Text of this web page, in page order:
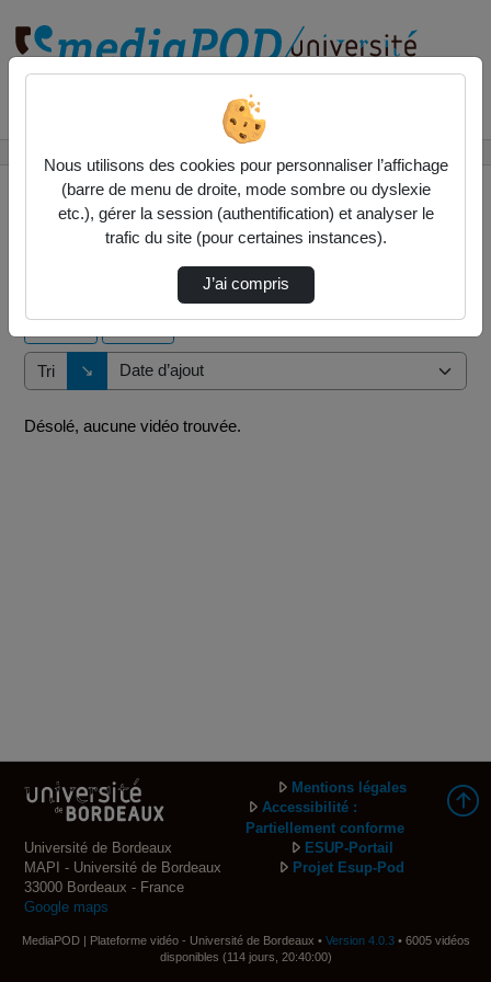
0 vidéo trouvée
Tri ↘
Direction de tri
Désolé, aucune vidéo trouvée.
Université de Bordeaux
MAPI - Université de Bordeaux
33000 Bordeaux - France
Google maps
Mentions légales
Accessibilité :
Partiellement conforme
ESUP-Portail
Projet Esup-Pod
MediaPOD | Plateforme vidéo - Université de Bordeaux • Version 4.0.3• 6005 vidéos
disponibles (114 jours, 20:40:00)
Nous utilisons des cookies pour personnaliser l’affichage
(barre de menu de droite, mode sombre ou dyslexie
etc.), gérer la session (authentification) et analyser le
trafic du site (pour certaines instances).
J’ai compris